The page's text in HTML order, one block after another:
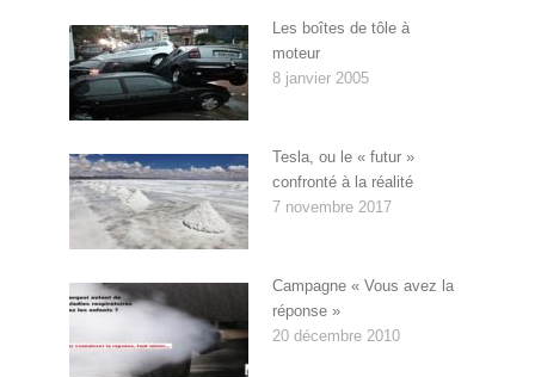
Les boîtes de tôle à
moteur
8 janvier 2005
Tesla, ou le « futur »
confronté à la réalité
7 novembre 2017
Campagne « Vous avez la
réponse »
20 décembre 2010